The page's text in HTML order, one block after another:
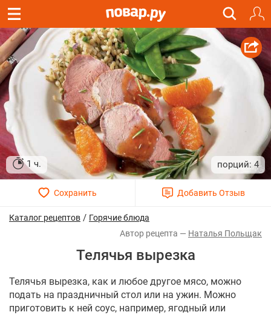
1 ч. 4
Каталог рецептов / Горячие блюда
Наталья Польщак
Телячья вырезка
Телячья вырезка, как и любое другое мясо, можно
подать на праздничный стол или на ужин. Можно
приготовить к ней соус, например, ягодный или